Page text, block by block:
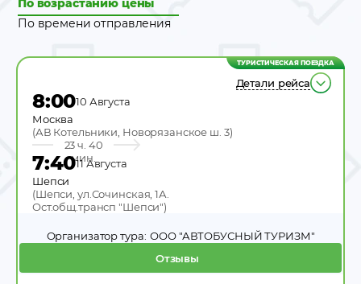
По возрастанию цены
По времени отправления
ТУРИСТИЧЕСКАЯ ПОЕЗДКА
Детали рейса
8:0010 Августа
Москва
(АВ Котельники, Новорязанское ш. 3)
23 ч. 40
мин.
7:4011 Августа
Шепси
(Шепси, ул.Сочинская, 1А.
Ост.общ.трансп "Шепси")
Отзывы
Организатор тура: ООО "АВТОБУСНЫЙ ТУРИЗМ"